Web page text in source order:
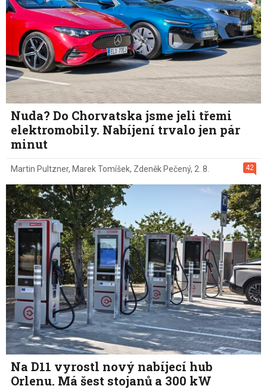
Nuda? Do Chorvatska jsme jeli třemi
elektromobily. Nabíjení trvalo jen pár
minut
42
Martin Pultzner, Marek Tomíšek, Zdeněk Pečený, 2. 8.
Na D11 vyrostl nový nabíjecí hub
Orlenu. Má šest stojanů a 300 kW